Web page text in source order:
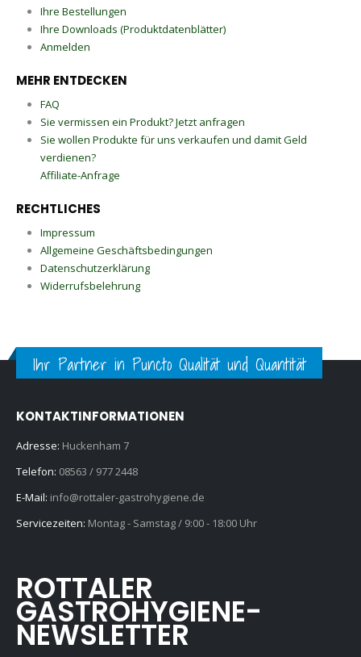
Ihre Bestellungen
Ihre Downloads (Produktdatenblätter)
Anmelden
MEHR ENTDECKEN
FAQ
Sie vermissen ein Produkt? Jetzt anfragen
Sie wollen Produkte für uns verkaufen und damit Geld
verdienen?
Affiliate-Anfrage
RECHTLICHES
Impressum
Allgemeine Geschäftsbedingungen
Datenschutzerklärung
Widerrufsbelehrung
Ihr Partner in Puncto Qualität und Quantität
KONTAKTINFORMATIONEN
Adresse: Huckenham 7
Telefon: 08563 / 977 2448
E-Mail: info@rottaler-gastrohygiene.de
Servicezeiten: Montag - Samstag / 9:00 - 18:00 Uhr
ROTTALER
GASTROHYGIENE-
NEWSLETTER